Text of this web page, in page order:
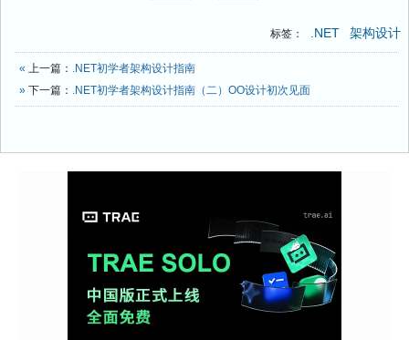
标签： .NET 架构设计
« 上一篇： .NET初学者架构设计指南
» 下一篇： .NET初学者架构设计指南（二）OO设计初次见面